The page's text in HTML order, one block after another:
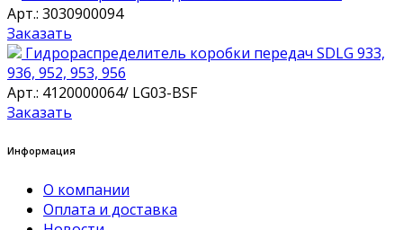
Арт.: 3030900094
Заказать
Гидрораспределитель коробки передач SDLG 933,
936, 952, 953, 956
Арт.: 4120000064/ LG03-BSF
Заказать
Информация
О компании
Оплата и доставка